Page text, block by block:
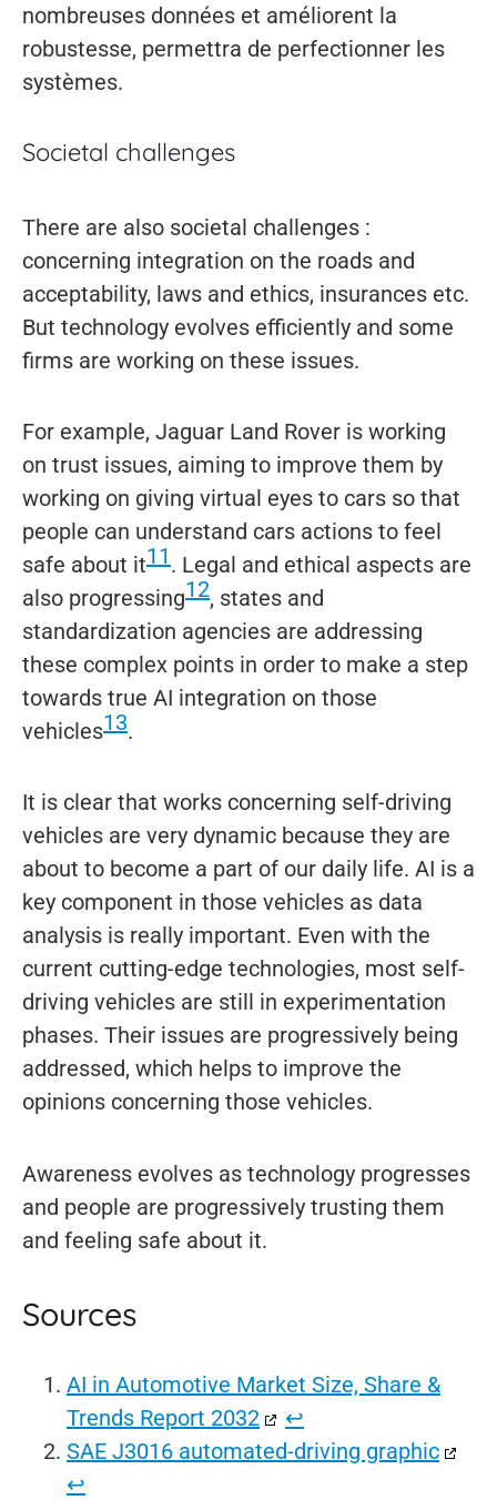
nombreuses données et améliorent la
robustesse, permettra de perfectionner les
systèmes.
Societal challenges
There are also societal challenges :
concerning integration on the roads and
acceptability, laws and ethics, insurances etc.
But technology evolves efficiently and some
firms are working on these issues.
For example, Jaguar Land Rover is working
on trust issues, aiming to improve them by
working on giving virtual eyes to cars so that
people can understand cars actions to feel
safe about it11. Legal and ethical aspects are
also progressing12, states and
standardization agencies are addressing
these complex points in order to make a step
towards true AI integration on those
vehicles13.
It is clear that works concerning self-driving
vehicles are very dynamic because they are
about to become a part of our daily life. AI is a
key component in those vehicles as data
analysis is really important. Even with the
current cutting-edge technologies, most self-
driving vehicles are still in experimentation
phases. Their issues are progressively being
addressed, which helps to improve the
opinions concerning those vehicles.
Awareness evolves as technology progresses
and people are progressively trusting them
and feeling safe about it.
Sources
AI in Automotive Market Size, Share &
Trends Report 2032
↩︎
SAE J3016 automated-driving graphic
↩︎